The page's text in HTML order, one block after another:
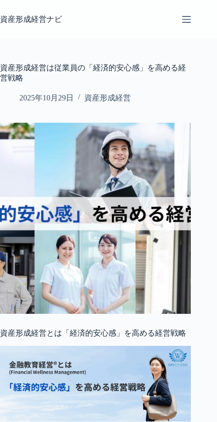
ン
テ
ス
キ
資産形成経営ナビ
資産形成経営は従業員の「経済的安心感」を高める経
営戦略
2025年10月29日 資産形成経営
資産形成経営とは「経済的安心感」を高める経営戦略